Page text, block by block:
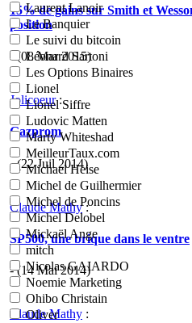
Laurent Lanoir
Le Banquier
Le suivi du bitcoin
Léonard Sartoni
Les Options Binaires
Lionel
Lionel Siffre
Ludovic Matten
Marty Whiteshad
MeilleurTaux.com
Michael Heise
Michel de Guilhermier
Michel de Poncins
Michel Delobel
Mickaël Ange
mitch
Nicolas GAIARDO
Noemie Marketing
Ohibo Christain
Oliver
15% de gains sur Smith et
position
- (08 Mar 2015)
Jolicoeur:
Gazprom
- (22 Juil 2014)
Claude Mathy:
SP500, une brique dans le ventre
- (14 Mai 2014)
Claude Mathy :